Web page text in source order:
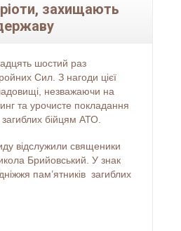
захищають
шостий раз
Сил. З нагоди цієї
незважаючи на
та урочисте покладання
загиблих бійцям АТО.
відслужили священики
Брийовський. У знак
пам’ятників загиблих